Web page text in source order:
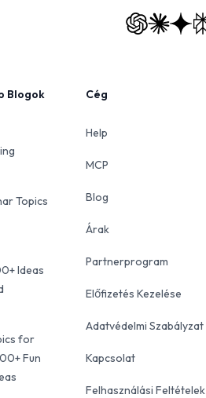
Blogok
Topics
Ideas
for
Fun
Cég
Help
MCP
Blog
Árak
Partnerprogram
Előfizetés Kezelése
Adatvédelmi Szabályzat
Kapcsolat
Felhasználási Feltételek